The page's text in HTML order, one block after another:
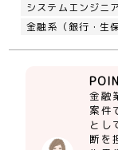
システムエンジニア
金融系（銀行・生
金融
案件
とし
断を